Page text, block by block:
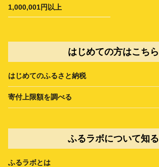
1,000,001円以上
はじめての方はこちら
はじめてのふるさと納税
寄付上限額を調べる
ふるラボについて知る
ふるラボとは